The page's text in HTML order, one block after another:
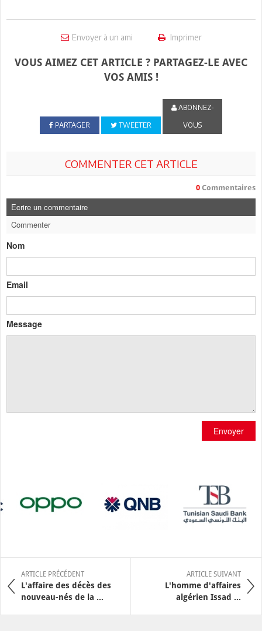
Envoyer à un ami Imprimer
VOUS AIMEZ CET ARTICLE ? PARTAGEZ-LE AVEC
VOS AMIS !
PARTAGER TWEETER
ABONNEZ-
VOUS
COMMENTER CET ARTICLE
0 Commentaires
Ecrire un commentaire
Commenter
Nom
Email
Message
Envoyer
ARTICLE PRÉCÉDENT
L'affaire des décès des
nouveau-nés de la ...
ARTICLE SUIVANT
L'homme d'affaires
algérien Issad ...